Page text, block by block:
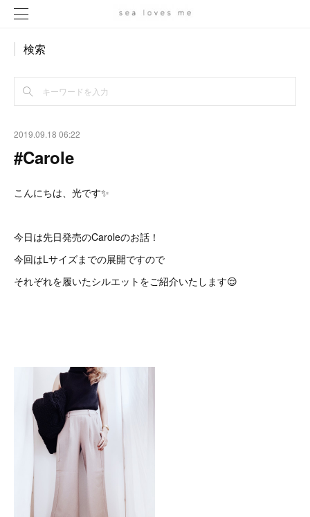
検索
2019.09.18 06:22
#Carole
こんにちは、光です✨
今日は先日発売のCaroleのお話！
今回はLサイズまでの展開ですので
それぞれを履いたシルエットをご紹介いたします😌